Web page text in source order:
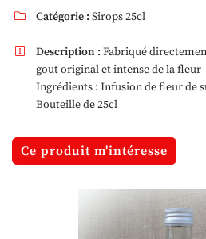
Adresse email de réception
l'adresse email indiqué ci-dessus. Vous pouvez
utilisantle formulaire de désinscription
Inscription
 Catégorie : Sirops 25cl
 Description : Fabriqué
gout original et intense de la fleur
Ingrédients : Infusion de fleur de
Bouteille de 25cl
Ce produit m'intéresse